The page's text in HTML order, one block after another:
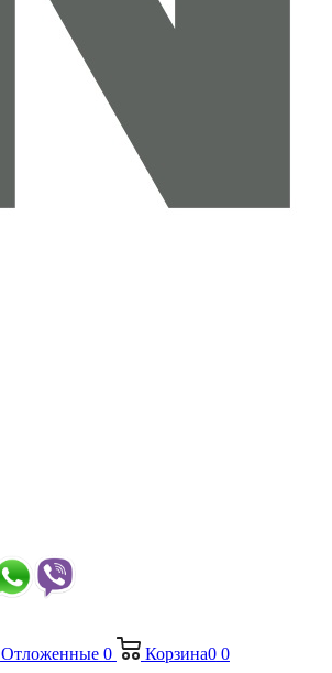
Отложенные 0 Корзина0 0